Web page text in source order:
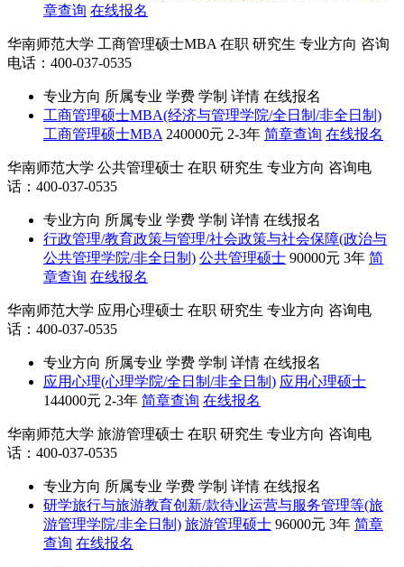
章查询 在线报名
华南师范大学 工商管理硕士MBA 在职 研究生 专业方向 咨询
电话：400-037-0535
专业方向 所属专业 学费 学制 详情 在线报名
工商管理硕士MBA(经济与管理学院/全日制/非全日制)
工商管理硕士MBA 240000元 2-3年 简章查询 在线报名
华南师范大学 公共管理硕士 在职 研究生 专业方向 咨询电
话：400-037-0535
专业方向 所属专业 学费 学制 详情 在线报名
行政管理/教育政策与管理/社会政策与社会保障(政治与
公共管理学院/非全日制) 公共管理硕士 90000元 3年 简
章查询 在线报名
华南师范大学 应用心理硕士 在职 研究生 专业方向 咨询电
话：400-037-0535
专业方向 所属专业 学费 学制 详情 在线报名
应用心理(心理学院/全日制/非全日制) 应用心理硕士
144000元 2-3年 简章查询 在线报名
华南师范大学 旅游管理硕士 在职 研究生 专业方向 咨询电
话：400-037-0535
专业方向 所属专业 学费 学制 详情 在线报名
研学旅行与旅游教育创新/款待业运营与服务管理等(旅
游管理学院/非全日制) 旅游管理硕士 96000元 3年 简章
查询 在线报名